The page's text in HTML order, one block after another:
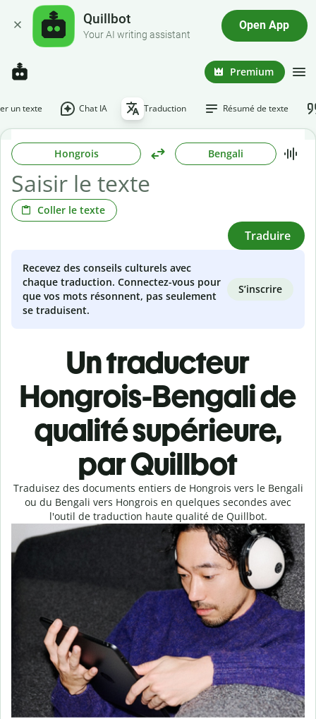
Quillbot
Your AI writing assistant
Open App
Premium
un texte Chat IA Traduction Résumé de texte
Hongrois Bengali
Coller le texte
Traduire
Recevez des conseils culturels avec
chaque traduction. Connectez-vous pour
que vos mots résonnent, pas seulement
se traduisent.
S’inscrire
Un traducteur
Hongrois-Bengali de
qualité supérieure,
par Quillbot
Traduisez des documents entiers de Hongrois vers le Bengali
ou du Bengali vers Hongrois en quelques secondes avec
l'outil de traduction haute qualité de Quillbot.